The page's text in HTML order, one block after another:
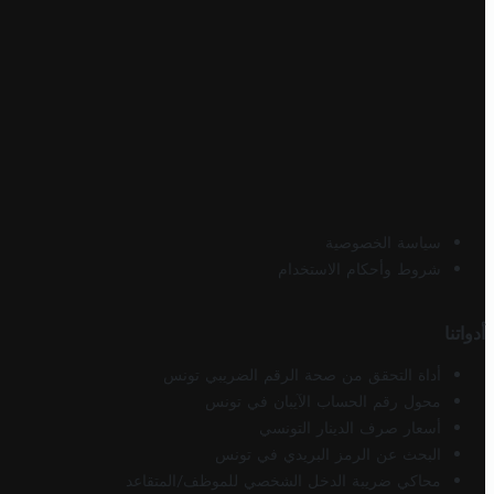
سياسة الخصوصية
شروط وأحكام الاستخدام
أدواتنا
أداة التحقق من صحة الرقم الضريبي تونس
محول رقم الحساب الآيبان في تونس
أسعار صرف الدينار التونسي
البحث عن الرمز البريدي في تونس
محاكي ضريبة الدخل الشخصي للموظف/المتقاعد